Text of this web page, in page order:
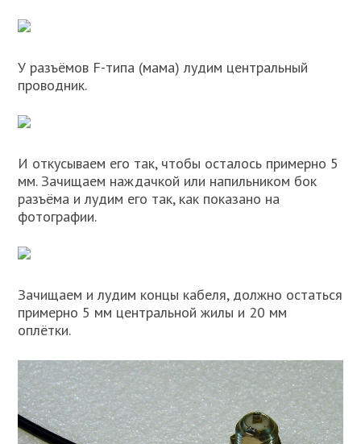
У разъёмов F-типа (мама) лудим центральный
проводник.
И откусываем его так, чтобы осталось примерно 5
мм. Зачищаем наждачкой или напильником бок
разъёма и лудим его так, как показано на
фотографии.
Зачищаем и лудим концы кабеля, должно остаться
примерно 5 мм центральной жилы и 20 мм
оплётки.